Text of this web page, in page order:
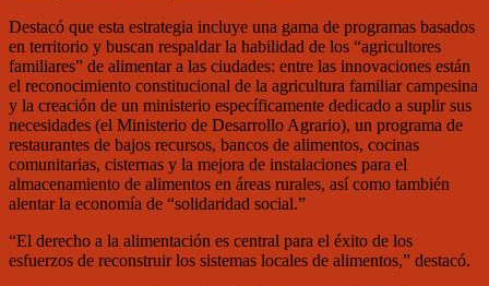
Destacó que esta estrategia incluye una gama de programas basados
en territorio y buscan respaldar la habilidad de los “agricultores
familiares” de alimentar a las ciudades: entre las innovaciones están
el reconocimiento constitucional de la agricultura familiar campesina
y la creación de un ministerio específicamente dedicado a suplir sus
necesidades (el Ministerio de Desarrollo Agrario), un programa de
restaurantes de bajos recursos, bancos de alimentos, cocinas
comunitarias, cisternas y la mejora de instalaciones para el
almacenamiento de alimentos en áreas rurales, así como también
alentar la economía de “solidaridad social.”
“El derecho a la alimentación es central para el éxito de los
esfuerzos de reconstruir los sistemas locales de alimentos,” destacó.